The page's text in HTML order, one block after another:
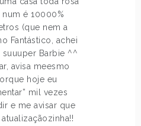
é 10000%
(que nem a
Fantástico, achei
suuuper Barbie ^^
avisa meesmo
hoje eu
mil vezes
e me avisar que